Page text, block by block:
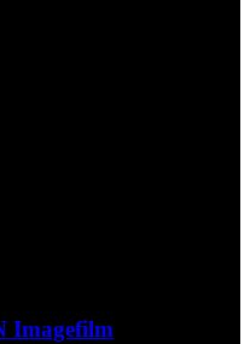
Imagefilm